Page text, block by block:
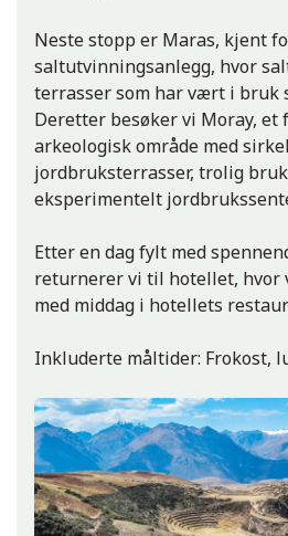
Neste stopp er Maras, kjent
saltutvinningsanlegg, hvor
terrasser som har vært i bruk
Deretter besøker vi Moray, et
arkeologisk område med
jordbruksterrasser, trolig
eksperimentelt
Etter en dag fylt med
returnerer vi til hotellet, hvor
med middag i hotellets
Inkluderte måltider: Frokost,